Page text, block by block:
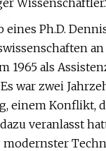
eines Ph.D.
1965 als
war zwei
einem Konflikt,
veranlasst